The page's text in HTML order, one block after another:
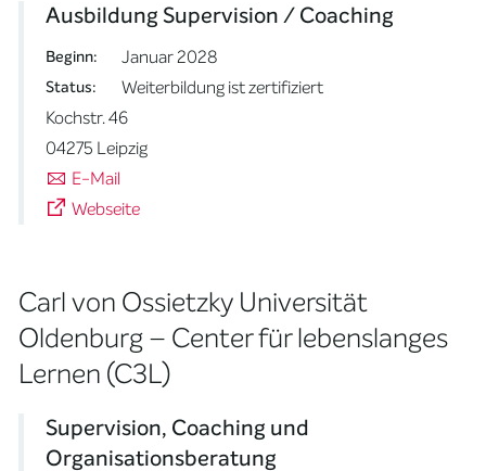
Ausbildung Supervision / Coaching
Beginn: Januar 2028
Status:
Weiterbildung ist zertifiziert
Kochstr. 46
04275 Leipzig
E-Mail
Webseite
Carl von Ossietzky Universität
Oldenburg – Center für lebenslanges
Lernen (C3L)
Supervision, Coaching und
Organisationsberatung